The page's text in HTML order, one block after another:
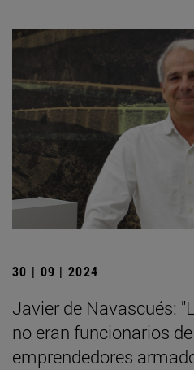
30 | 09 | 2024
Javier de Navascués:
no eran funcionarios
emprendedores